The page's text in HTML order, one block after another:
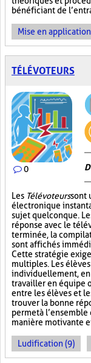
bénéficiant de
Mise en
TÉLÉVOTEURS
0
Les Télévoteurssont
électronique
sujet quelconque.
réponse avec le
terminée, la
sont affichés
Cette stratégie
multiples. Les
individuellement, en
travailler en équipe
entre les élèves et
trouver la bonne
permet à
manière motivante
Ludification (9)